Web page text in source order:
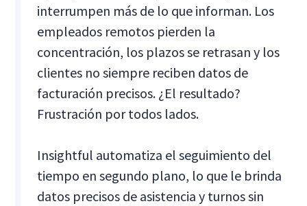
interrumpen más de lo que informan. Los
empleados remotos pierden la
concentración, los plazos se retrasan y los
clientes no siempre reciben datos de
facturación precisos. ¿El resultado?
Frustración por todos lados.
Insightful automatiza el seguimiento del
tiempo en segundo plano, lo que le brinda
datos precisos de asistencia y turnos sin